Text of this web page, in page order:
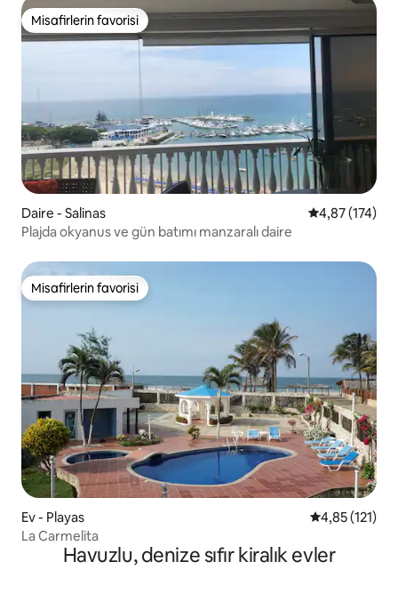
Misafirlerin favorisi
Misafirlerin favorisi
Daire - Salinas 5 üzerinden
4,87 (174)
Plajda okyanus ve gün batımı manzaralı daire
Misafirlerin favorisi
Misafirlerin favorisi
Ev - Playas 5 üzerinden
4,85 (121)
La Carmelita
Havuzlu, denize sıfır kiralık evler